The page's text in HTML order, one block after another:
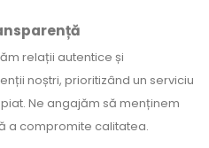
relații autentice și
noștri, prioritizând un serviciu
Ne angajăm să menținem
a compromite calitatea.